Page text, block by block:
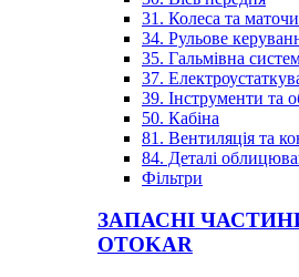
31. Колеса та
34. Рульове
35. Гальмівна
37.
39. Інструменти та
50. Кабіна
81. Вентиляція та
84. Деталі
Фільтри
ЗАПАСНІ
OTOKAR